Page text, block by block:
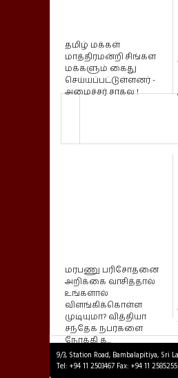
தமிழ் மக்கள்
மாத்திரமன்றி சிங்கள
மக்களும் கைது
செய்யப்பட்டுள்ளனர் -
அமைச்சர் சாகல !
மரபணு பரிசோதனை
அறிக்கை வாசித்தால்
உங்களால்
விளங்கிக்கொள்ள
முடியுமா? வித்தியா
சந்தேக நபர்களை
நோக்கி க...
9/3, Station Road, Bambalapitiya, Sri
Tel: +94 11 2503467 Fax: +94 11 2585255